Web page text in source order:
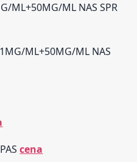
ML+50MG/ML NAS SPR
1MG/ML+50MG/ML NAS
cena